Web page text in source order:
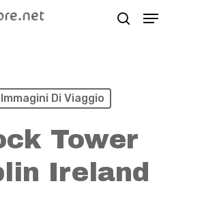
Menu
Immagini Di Viaggio
Tower
Ireland